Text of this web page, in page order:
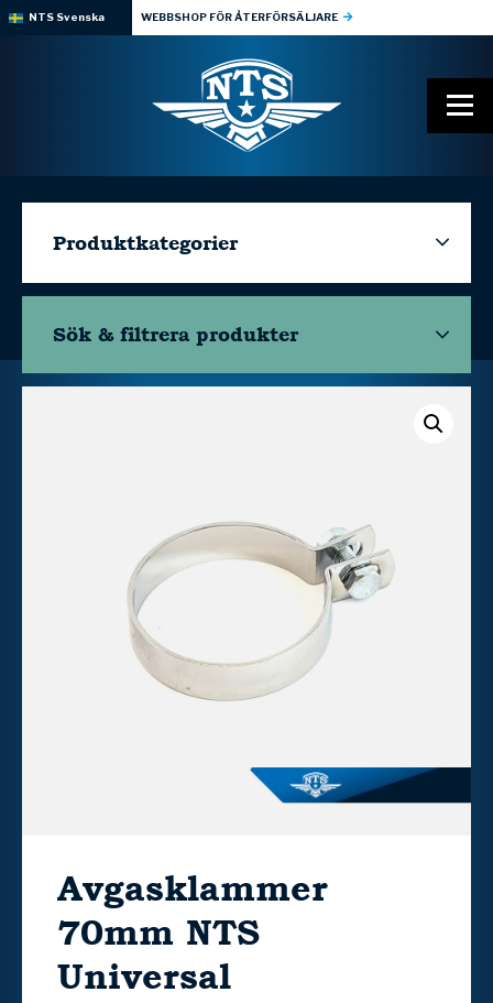
NTS Svenska WEBBSHOP FÖR ÅTERFÖRSÄLJARE
Produktkategorier
Sök & filtrera produkter
Avgasklammer
70mm NTS
Universal